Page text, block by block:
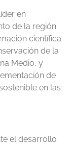
en
de la región
científica
de la
Medio, y
de
en las
el desarrollo